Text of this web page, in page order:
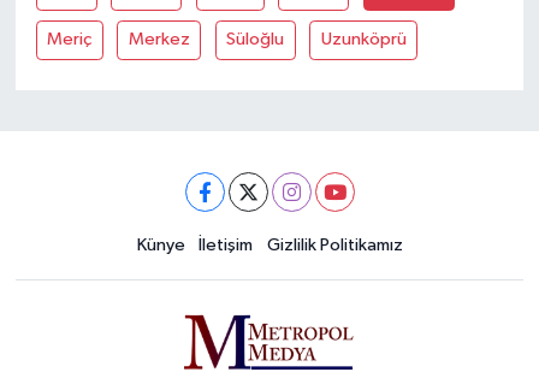
Meriç Merkez Süloğlu Uzunköprü
Künye İletişim Gizlilik Politikamız